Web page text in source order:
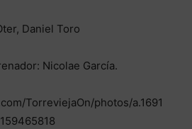
Daniel Toro
Nicolae García.
TorreviejaOn/photos/a.1691